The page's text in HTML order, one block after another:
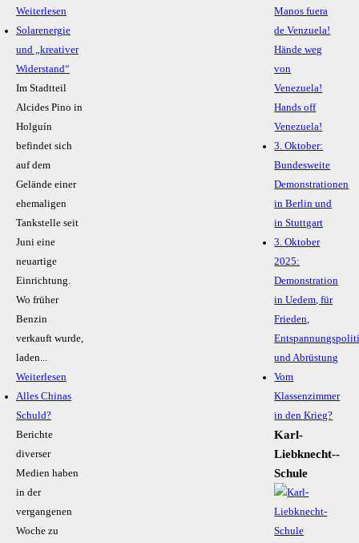
Weiterlesen
Solarenergie
und „kreativer
Widerstand“
Im Stadtteil
Alcides Pino in
Holguín
befindet sich
auf dem
Gelände einer
ehemaligen
Tankstelle seit
Juni eine
neuartige
Einrichtung.
Wo früher
Benzin
verkauft wurde,
laden...
Weiterlesen
Alles Chinas
Schuld?
Berichte
diverser
Medien haben
in der
vergangenen
Woche zu
Manos fuera
de Venzuela!
Hände weg
von
Venezuela!
Hands off
Venezuela!
3. Oktober:
Bundesweite
Demonstrationen
in Berlin und
in Stuttgart
3. Oktober
2025:
Demonstration
in Uedem, für
Frieden,
und Abrüstung
Vom
Klassenzimmer
in den Krieg?
Karl-
Liebknecht-­
Schule